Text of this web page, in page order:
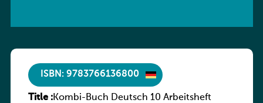
ISBN: 9783766136800
Title :Kombi-Buch Deutsch 10 Arbeitsheft